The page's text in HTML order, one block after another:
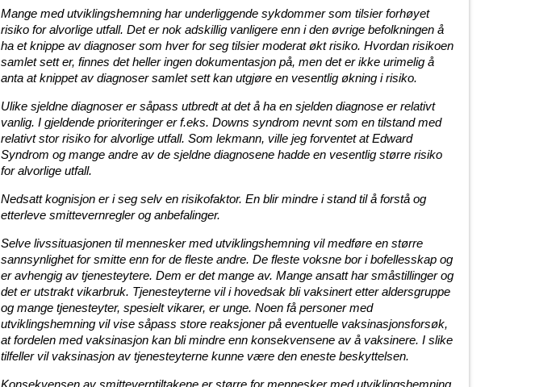
Mange med utviklingshemning har underliggende sykdommer som tilsier forhøyet
risiko for alvorlige utfall. Det er nok adskillig vanligere enn i den øvrige befolkningen å
ha et knippe av diagnoser som hver for seg tilsier moderat økt risiko. Hvordan risikoen
samlet sett er, finnes det heller ingen dokumentasjon på, men det er ikke urimelig å
anta at knippet av diagnoser samlet sett kan utgjøre en vesentlig økning i risiko.
Ulike sjeldne diagnoser er såpass utbredt at det å ha en sjelden diagnose er relativt
vanlig. I gjeldende prioriteringer er f.eks. Downs syndrom nevnt som en tilstand med
relativt stor risiko for alvorlige utfall. Som lekmann, ville jeg forventet at Edward
Syndrom og mange andre av de sjeldne diagnosene hadde en vesentlig større risiko
for alvorlige utfall.
Nedsatt kognisjon er i seg selv en risikofaktor. En blir mindre i stand til å forstå og
etterleve smittevernregler og anbefalinger.
Selve livssituasjonen til mennesker med utviklingshemning vil medføre en større
sannsynlighet for smitte enn for de fleste andre. De fleste voksne bor i bofellesskap og
er avhengig av tjenesteytere. Dem er det mange av. Mange ansatt har småstillinger og
det er utstrakt vikarbruk. Tjenesteyterne vil i hovedsak bli vaksinert etter aldersgruppe
og mange tjenesteyter, spesielt vikarer, er unge. Noen få personer med
utviklingshemning vil vise såpass store reaksjoner på eventuelle vaksinasjonsforsøk,
at fordelen med vaksinasjon kan bli mindre enn konsekvensene av å vaksinere. I slike
tilfeller vil vaksinasjon av tjenesteyterne kunne være den eneste beskyttelsen.